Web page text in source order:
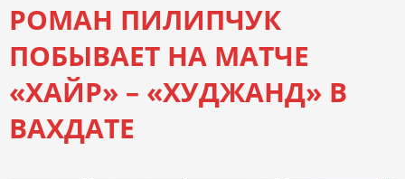
РОМАН ПИЛИПЧУК
ПОБЫВАЕТ НА МАТЧЕ
«ХАЙР» – «ХУДЖАНД» В
ВАХДАТЕ